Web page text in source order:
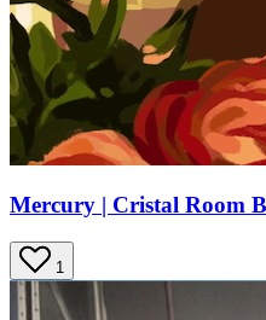
Mercury | Cristal Room
1